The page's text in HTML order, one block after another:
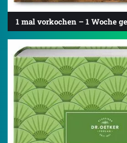
1 mal vorkochen – 1 Woche